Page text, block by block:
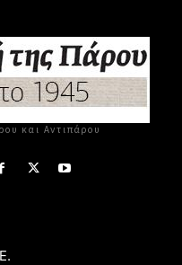
και Αντιπάρου